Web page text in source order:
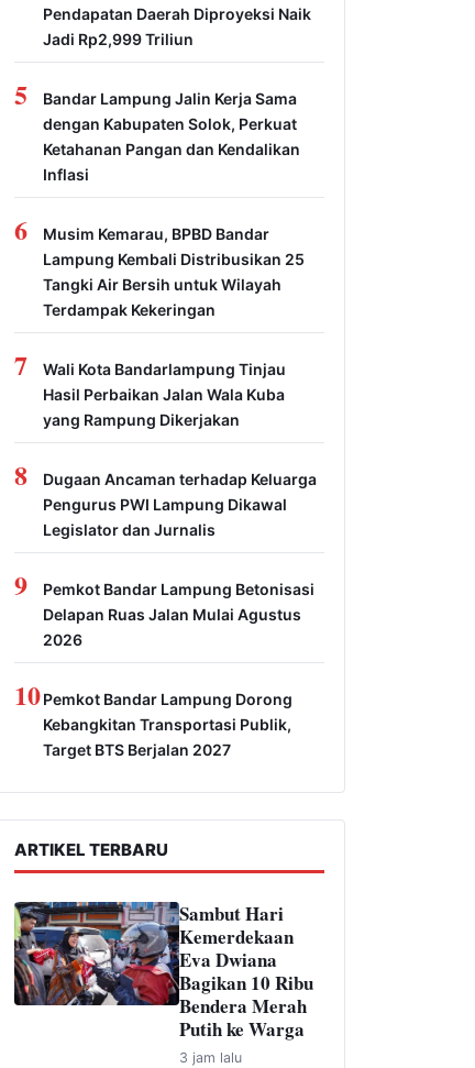
Pendapatan Daerah Diproyeksi Naik
Jadi Rp2,999 Triliun
5
Bandar Lampung Jalin Kerja Sama
dengan Kabupaten Solok, Perkuat
Ketahanan Pangan dan Kendalikan
Inflasi
6
Musim Kemarau, BPBD Bandar
Lampung Kembali Distribusikan 25
Tangki Air Bersih untuk Wilayah
Terdampak Kekeringan
7
Wali Kota Bandarlampung Tinjau
Hasil Perbaikan Jalan Wala Kuba
yang Rampung Dikerjakan
8
Dugaan Ancaman terhadap Keluarga
Pengurus PWI Lampung Dikawal
Legislator dan Jurnalis
9
Pemkot Bandar Lampung Betonisasi
Delapan Ruas Jalan Mulai Agustus
2026
10Pemkot Bandar Lampung Dorong
Kebangkitan Transportasi Publik,
Target BTS Berjalan 2027
ARTIKEL TERBARU
Sambut Hari
Kemerdekaan
Eva Dwiana
Bagikan 10 Ribu
Bendera Merah
Putih ke Warga
3 jam lalu